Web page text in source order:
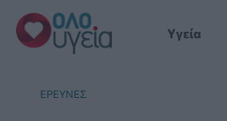
Μετάβαση
στο
περιεχόμενο
Yγεία
ΈΡΕΥΝΕΣ